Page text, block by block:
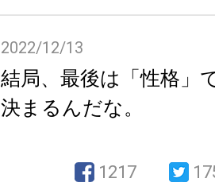
2022/12/13
結局、最後は「性格」
決まるんだな。
1217